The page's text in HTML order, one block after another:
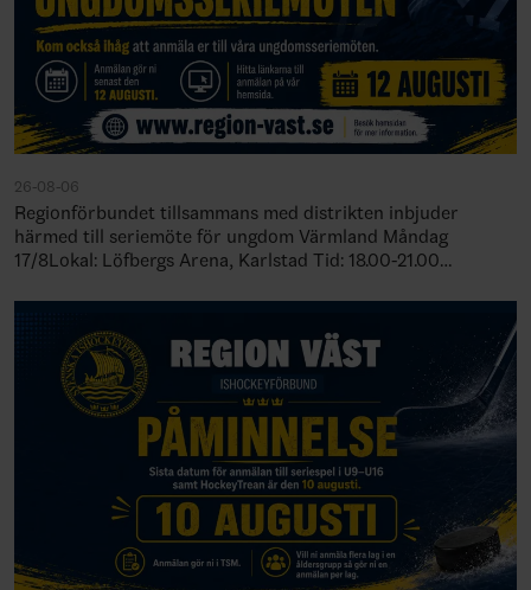
26-08-06
Regionförbundet tillsammans med distrikten inbjuder
härmed till seriemöte för ungdom Värmland Måndag
17/8Lokal: Löfbergs Arena, Karlstad Tid: 18.00-21.00